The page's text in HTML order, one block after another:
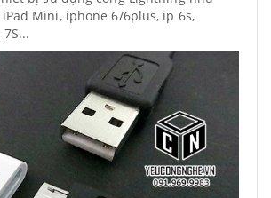
iPad Mini, iphone 6/6plus, ip 6s,